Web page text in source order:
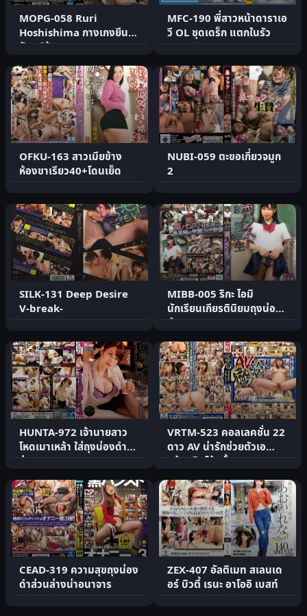
MOPG-058 Ruri
Hoshishima กางเกงยีนส์
รัดรูปก้นงอนบดควย
MFC-190 พี่สาวหน้าดาราเอ
วี OL ชุดเดร็ก แตกในรัว
OFKU-163 สาวเมียข้าง
ห้องขาเรียว40+โดนเย็ด
NUBI-059 ตะขอเกี่ยวจมูก
2
SILK-131 Deep Desire
V-break-
MIBB-005 ริกะ ไอมิ
นักเรียนเกียรตินิยมถุงน่อง
ดำ
HUNTA-972 เจ้านายสาว
โหดเมาเหล้า ใส่ถุงน่องดำ
ร่านควย
VRTM-523 คอลเลคชั่น 22
ดาว AV น่ารักช่วยตัวเอ
งด้วยดิลโด้ครั้ง 3
CEAD-319 ความสุขถุงน่อง
ดำส่วนล่างน่าอนาจาร
ZEX-407 อัลติเมท สเลนเด
อร์ บิวตี้ เรนะ อาโออิ เบสท์